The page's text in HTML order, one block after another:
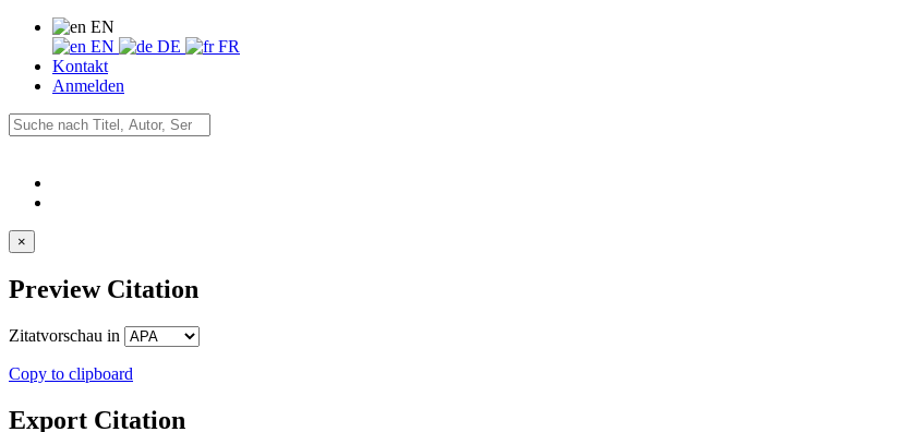
EN
EN
DE
FR
Kontakt
Anmelden
×
Preview Citation
Zitatvorschau in
Copy to clipboard
Export Citation